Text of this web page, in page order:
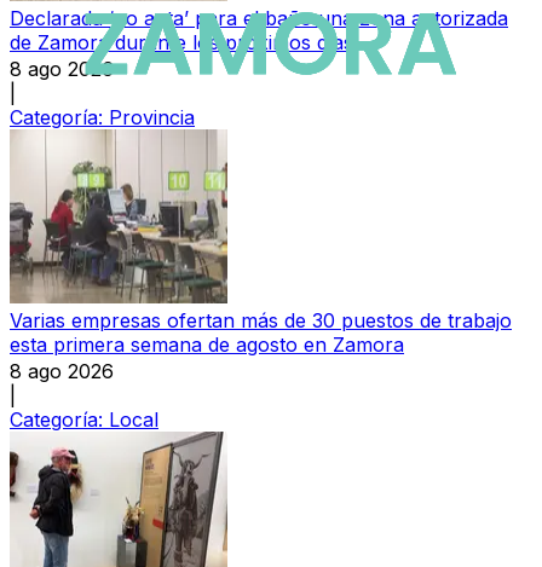
Declarada ‘no apta’ para el baño una zona autorizada
de Zamora durante los próximos días
8 ago 2026
Categoría: Provincia
Varias empresas ofertan más de 30 puestos de trabajo
esta primera semana de agosto en Zamora
8 ago 2026
Categoría: Local